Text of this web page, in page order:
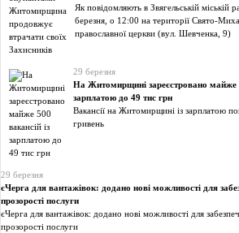
Як повідомляють в Звягельській міській
березня, о 12:00 на території Свято-
православної церкви (вул. Шевченка, 9)
29 березня
На Житомирщині зареєстровано майже
зарплатою до 49 тис грн
Вакансії на Житомирщині із зарплатою
гривень
29 березня
єЧерга для вантажівок: додано нові можливості для
прозорості послуги
єЧерга для вантажівок: додано нові можливості для
прозорості послуги